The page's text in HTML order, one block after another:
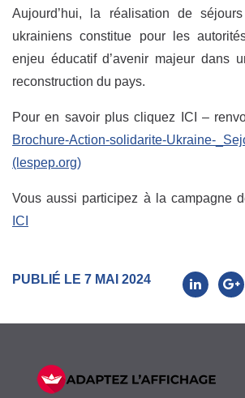
Aujourd’hui, la réalisation de
ukrainiens constitue pour les
enjeu éducatif d’avenir majeur dans
reconstruction du pays.
Pour en savoir plus cliquez ICI –
Brochure-Action-solidarite-Ukraine-
(lespep.org)
Vous aussi participez à la campagne
ICI
PUBLIÉ LE 7 MAI 2024